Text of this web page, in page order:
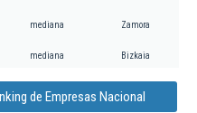
mediana Zamora
mediana Bizkaia
de Empresas Nacional